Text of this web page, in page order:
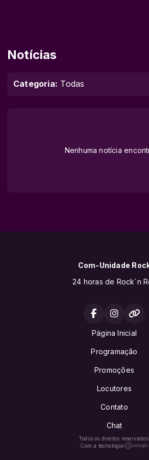
Notícias
Categoria: Todas
Nenhuma notícia
Com-Unidade
24 horas de Rock´n
Página Inicial
Programação
Promoções
Locutores
Contato
Chat
Todos os direitos reservados.
Com a tecnologia